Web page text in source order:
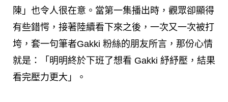
陳」也令人很在意。當第一集播出時，觀眾卻顯得
有些錯愕，接著陸續看下來之後，一次又一次被打
垮，套一句筆者Gakki 粉絲的朋友所言，那份心情
就是：「明明終於下班了想看 Gakki 紓紓壓，結果
看完壓力更大」。